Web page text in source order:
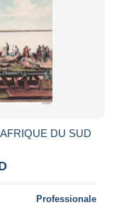
DU SUD
Professionale